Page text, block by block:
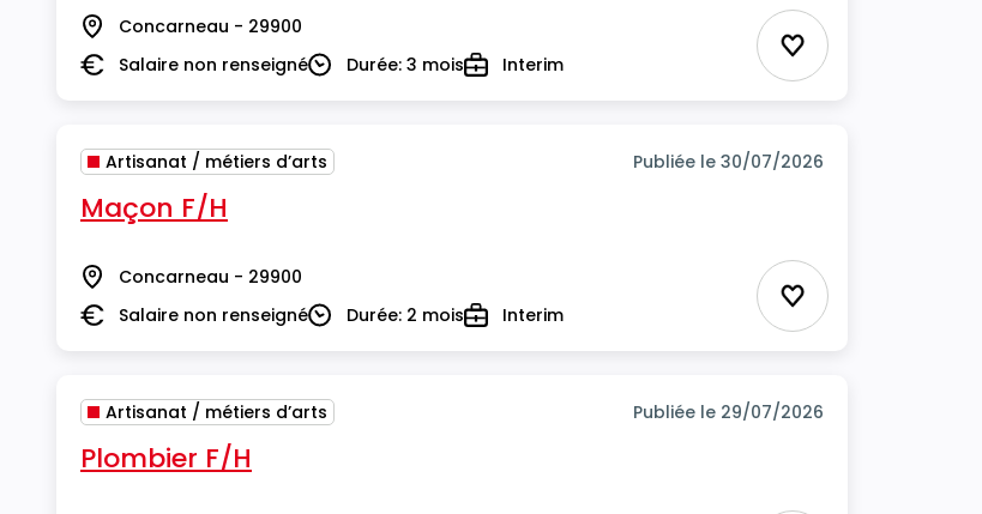
Lieu Concarneau - 29900
SalaireSalaire non renseignéDuréeDurée: 3 moisTypeInterim Ajouter aux
Artisanat / métiers d’arts Publiée le 30/07/2026
Maçon F/H
Lieu Concarneau - 29900
SalaireSalaire non renseignéDuréeDurée: 2 moisTypeInterim Ajouter aux
Artisanat / métiers d’arts Publiée le 29/07/2026
Plombier F/H